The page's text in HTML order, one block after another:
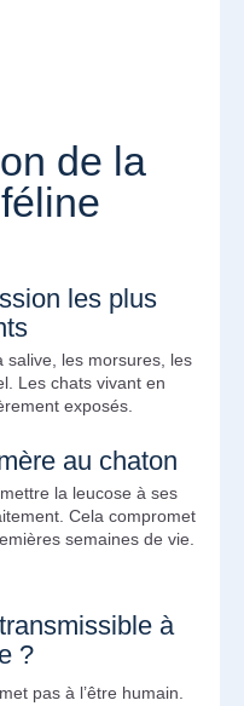
de la
les plus
salive, les morsures, les
Les chats vivant en
exposés.
au chaton
la leucose à ses
Cela compromet
semaines de vie.
à
?
pas à l’être humain.